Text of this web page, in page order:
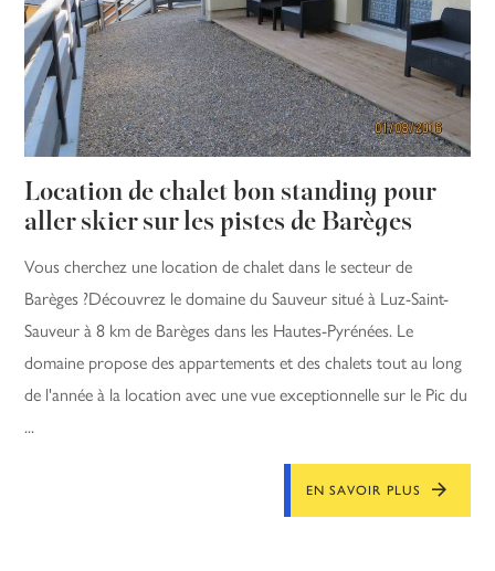
Location de chalet bon standing pour
aller skier sur les pistes de Barèges
Vous cherchez une location de chalet dans le secteur de
Barèges ?Découvrez le domaine du Sauveur situé à Luz-Saint-
Sauveur à 8 km de Barèges dans les Hautes-Pyrénées. Le
domaine propose des appartements et des chalets tout au long
de l'année à la location avec une vue exceptionnelle sur le Pic du
...
EN SAVOIR PLUS